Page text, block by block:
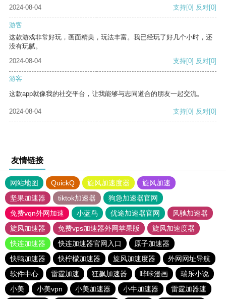
2024-08-04 支持[0] 反对[0]
游客
这款游戏非常好玩，画面精美，玩法丰富。我已经玩了好几个小时，还
没有玩腻。
2024-08-04
支持[0] 反对[0]
游客
这款app就像我的社交平台，让我能够与志同道合的朋友一起交流。
2024-08-04 支持[0] 反对[0]
友情链接
网站地图 QuickQ 旋风加速度器
旋风加速
坚果加速器
tiktok加速器
狗急加速器官网
免费vqn外网加速
小蓝鸟 优途加速器官网
风驰加速器
旋风加速器
免费vps加速器外网苹果版
旋风加速度器
快连加速器
快连加速器官网入口
原子加速器
快鸭加速器
快柠檬加速器 旋风加速度器
外网网址导航
软件中心
雷霆加速 狂飙加速器 哔咔漫画
瑞乐小说
小美
小美vpn 小美加速器 小牛加速器
雷霆加器速